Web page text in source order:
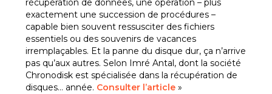
récupération de données, une opération – plus
exactement une succession de procédures –
capable bien souvent ressusciter des fichiers
essentiels ou des souvenirs de vacances
irremplaçables. Et la panne du disque dur, ça n’arrive
pas qu’aux autres. Selon Imré Antal, dont la société
Chronodisk est spécialisée dans la récupération de
disques… année. Consulter l’article »